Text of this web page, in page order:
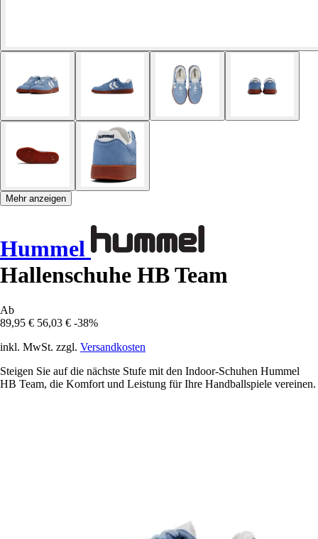
Mehr anzeigen
Hummel
Hallenschuhe HB Team
Ab
89,95 € 56,03 € -38%
inkl. MwSt. zzgl. Versandkosten
Steigen Sie auf die nächste Stufe mit den Indoor-Schuhen Hummel
HB Team, die Komfort und Leistung für Ihre Handballspiele vereinen.